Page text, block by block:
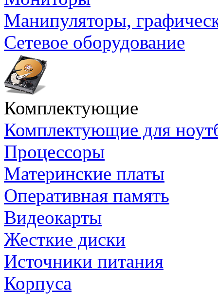
Манипуляторы,
Сетевое оборудование
Комплектующие
Комплектующие для
Процессоры
Материнские платы
Оперативная память
Видеокарты
Жесткие диски
Источники питания
Корпуса